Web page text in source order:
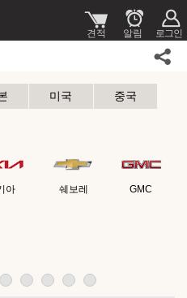
미국
중국
아 쉐보레 GMC